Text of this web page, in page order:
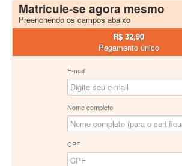
Matricule-se agora mesmo
Preenchendo os campos abaixo
R$ 32,90
Pagamento único
E-mail
Nome completo
CPF